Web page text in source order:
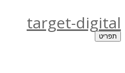
target-digital
תפריט